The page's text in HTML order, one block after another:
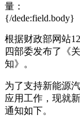
量：
{/dede:field.body}
根据财政部网站
四部委发布了《
知》。
为了支持新能源
应用工作，现就
通知如下。